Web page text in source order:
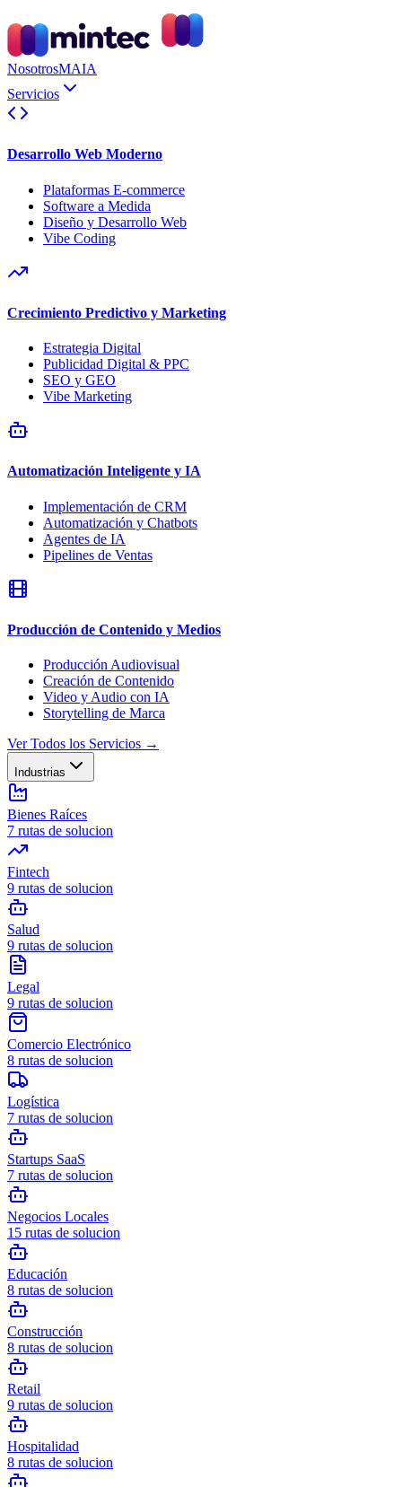
NosotrosMAIA
Servicios
Desarrollo Web Moderno
Plataformas E-commerce
Software a Medida
Diseño y Desarrollo Web
Vibe Coding
Crecimiento Predictivo y Marketing
Estrategia Digital
Publicidad Digital & PPC
SEO y GEO
Vibe Marketing
Automatización Inteligente y IA
Implementación de CRM
Automatización y Chatbots
Agentes de IA
Pipelines de Ventas
Producción de Contenido y Medios
Producción Audiovisual
Creación de Contenido
Video y Audio con IA
Storytelling de Marca
Ver Todos los Servicios →
Industrias
Bienes Raíces
7 rutas de solucion
Fintech
9 rutas de solucion
Salud
9 rutas de solucion
Legal
9 rutas de solucion
Comercio Electrónico
8 rutas de solucion
Logística
7 rutas de solucion
Startups SaaS
7 rutas de solucion
Negocios Locales
15 rutas de solucion
Educación
8 rutas de solucion
Construcción
8 rutas de solucion
Retail
9 rutas de solucion
Hospitalidad
8 rutas de solucion